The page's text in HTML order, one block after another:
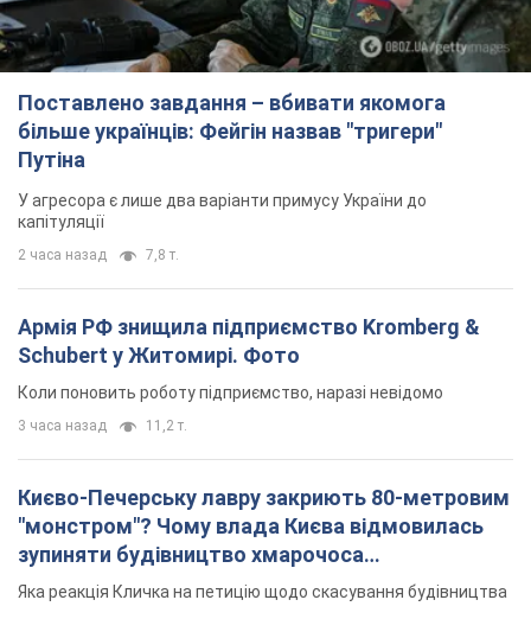
2 часа назад 7,8 т.
Армія РФ знищила підприємство Kromberg &
Schubert у Житомирі. Фото
Коли поновить роботу підприємство, наразі невідомо
3 часа назад
Києво-Печерську лавру закриють 80-метровим
"монстром"? Чому влада Києва відмовилась
зупиняти будівництво хмарочоса
"московського вірянина"
Яка реакція Кличка на петицію щодо скасування будівництва
6 часов назад 67,4 т.